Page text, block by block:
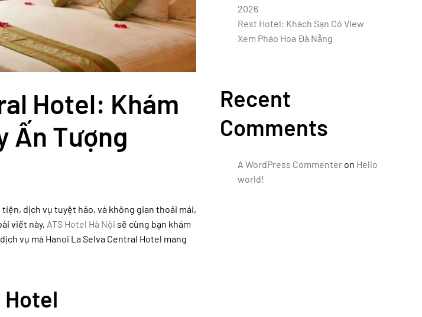
Hotel: Khám
Ấn Tượng
dịch vụ tuyệt hảo, và không gian thoải mái,
viết này, ATS Hotel Hà Nội sẽ cùng bạn khám
vụ mà Hanoi La Selva Central Hotel mang
Hotel
2026
Rest Hotel: Khách Sạn Có View
Xem Pháo Hoa Đà Nẵng
Recent
Comments
A WordPress Commenter on Hello
world!